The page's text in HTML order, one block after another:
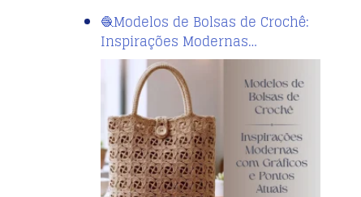
🧶Modelos de Bolsas de Crochê:
Inspirações Modernas…